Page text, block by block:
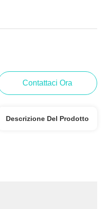
Contattaci Ora
Descrizione Del Prodotto